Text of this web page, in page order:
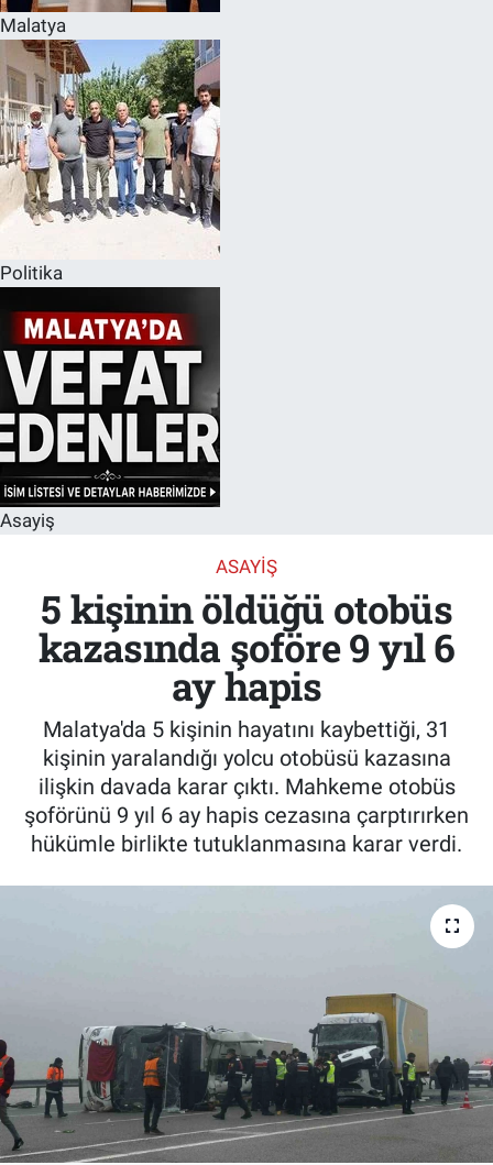
Malatya
Politika
Asayiş
ASAYIŞ
5 kişinin öldüğü otobüs
kazasında şoföre 9 yıl 6
ay hapis
Malatya'da 5 kişinin hayatını kaybettiği, 31
kişinin yaralandığı yolcu otobüsü kazasına
ilişkin davada karar çıktı. Mahkeme otobüs
şoförünü 9 yıl 6 ay hapis cezasına çarptırırken
hükümle birlikte tutuklanmasına karar verdi.